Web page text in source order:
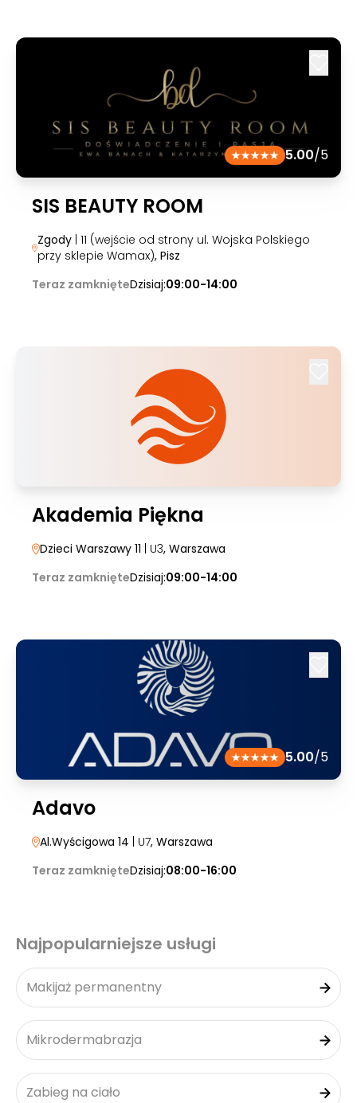
5.00/5
SIS BEAUTY ROOM
Zgody| 11 (wejście od strony ul. Wojska Polskiego
przy sklepie Wamax), Pisz
Teraz zamknięteDzisiaj:09:00-14:00
Akademia Piękna
Dzieci Warszawy 11 | U3, Warszawa
Teraz zamknięteDzisiaj:09:00-14:00
5.00/5
Adavo
Al.Wyścigowa 14 | U7, Warszawa
Teraz zamknięteDzisiaj:08:00-16:00
Najpopularniejsze usługi
Makijaż permanentny
Mikrodermabrazja
Zabieg na ciało